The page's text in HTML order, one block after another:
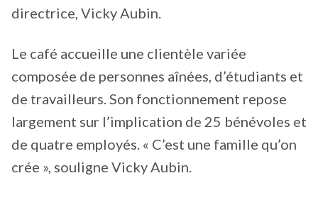
directrice, Vicky Aubin.
Le café accueille une clientèle variée
composée de personnes aînées, d’étudiants et
de travailleurs. Son fonctionnement repose
largement sur l’implication de 25 bénévoles et
de quatre employés. « C’est une famille qu’on
crée », souligne Vicky Aubin.